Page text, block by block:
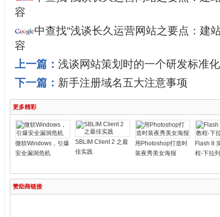
容
中查找“浅谈长久运营网站之要点：建
容
上一篇： 浅谈网站策划时的一个研发标准
下一篇： 新手注册域名五大注意事项
更多精彩
微软Windows，引爆
安全漏洞危机
SBLIM Client 2 之最
佳实践
用Photoshop打造时
装夜秀美女海报
Flash 8
程-下拉
赞助商链接